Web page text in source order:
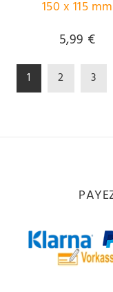
150 x 115 mm
5,99 €
1 2 3